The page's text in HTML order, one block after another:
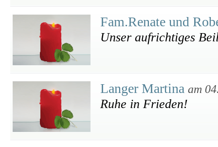
Fam.Renate und
Unser aufrichtiges
Langer Martina am
Ruhe in Frieden!